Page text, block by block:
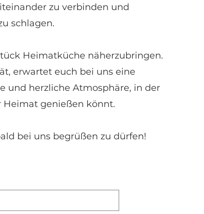
zu verbinden und
schlagen.
Heimatküche näherzubringen.
erwartet euch bei uns eine
und herzliche Atmosphäre, in der
Heimat genießen könnt.
bei uns begrüßen zu dürfen!